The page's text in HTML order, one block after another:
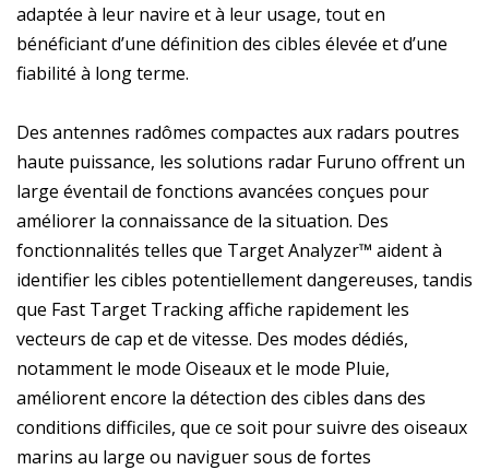
adaptée à leur navire et à leur usage, tout en
bénéficiant d’une définition des cibles élevée et d’une
fiabilité à long terme.
Des antennes radômes compactes aux radars poutres
haute puissance, les solutions radar Furuno offrent un
large éventail de fonctions avancées conçues pour
améliorer la connaissance de la situation. Des
fonctionnalités telles que Target Analyzer™ aident à
identifier les cibles potentiellement dangereuses, tandis
que Fast Target Tracking affiche rapidement les
vecteurs de cap et de vitesse. Des modes dédiés,
notamment le mode Oiseaux et le mode Pluie,
améliorent encore la détection des cibles dans des
conditions difficiles, que ce soit pour suivre des oiseaux
marins au large ou naviguer sous de fortes